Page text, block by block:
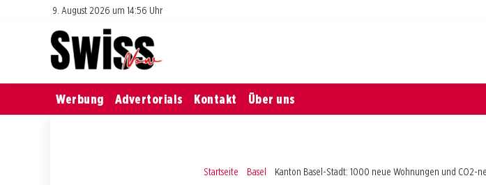
9. August 2026 um 14:56 Uhr
Werbung Advertorials Kontakt Über uns
Startseite Basel Kanton Basel-Stadt: 1000 neue Wohnungen und CO2-